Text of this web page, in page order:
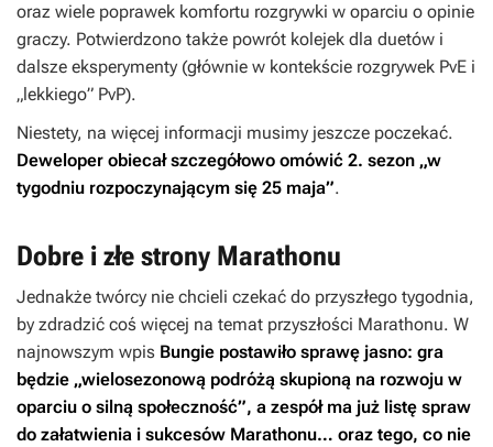
oraz wiele poprawek komfortu rozgrywki w oparciu o opinie
graczy. Potwierdzono także powrót kolejek dla duetów i
dalsze eksperymenty (głównie w kontekście rozgrywek PvE i
„lekkiego” PvP).
Niestety, na więcej informacji musimy jeszcze poczekać.
Deweloper obiecał szczegółowo omówić 2. sezon „w
tygodniu rozpoczynającym się 25 maja”.
Dobre i złe strony Marathonu
Jednakże twórcy nie chcieli czekać do przyszłego tygodnia,
by zdradzić coś więcej na temat przyszłości Marathonu. W
najnowszym wpis Bungie postawiło sprawę jasno: gra
będzie „wielosezonową podróżą skupioną na rozwoju w
oparciu o silną społeczność”, a zespół ma już listę spraw
do załatwienia i sukcesów Marathonu… oraz tego, co nie